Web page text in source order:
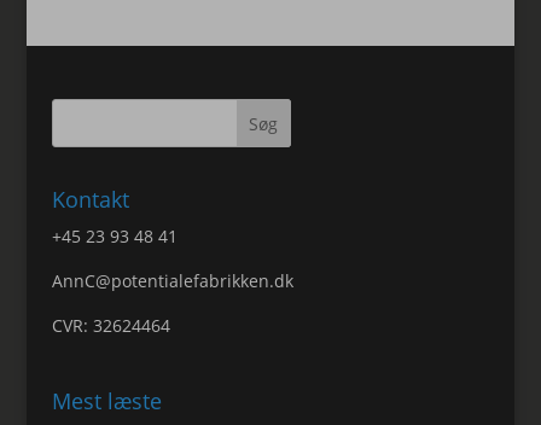
Kontakt
+45 23 93 48 41
AnnC@potentialefabrikken.dk
CVR: 32624464
Mest læste